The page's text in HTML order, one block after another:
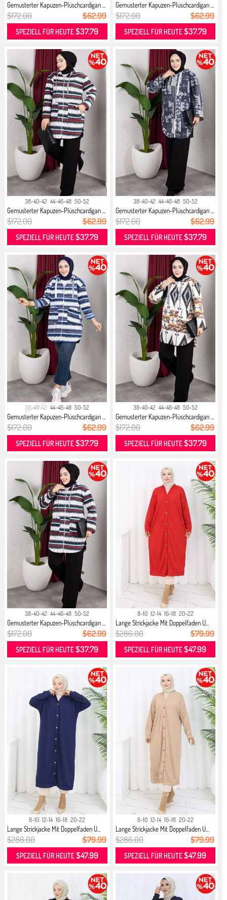
Gemusterter Kapuzen-Plüschcardigan ...
$172.00 $62.99
SPEZIELL FÜR HEUTE$37.79
Gemusterter Kapuzen-Plüschcardigan ...
$172.00 $62.99
SPEZIELL FÜR HEUTE$37.79
38-40-42 44-46-48 50-52
Gemusterter Kapuzen-Plüschcardigan ...
$172.00 $62.99
SPEZIELL FÜR HEUTE$37.79
38-40-42 44-46-48 50-52
Gemusterter Kapuzen-Plüschcardigan ...
$172.00 $62.99
SPEZIELL FÜR HEUTE$37.79
38-40-42 44-46-48 50-52
Gemusterter Kapuzen-Plüschcardigan ...
$172.00 $62.99
SPEZIELL FÜR HEUTE$37.79
38-40-42 44-46-48 50-52
Gemusterter Kapuzen-Plüschcardigan ...
$172.00 $62.99
SPEZIELL FÜR HEUTE$37.79
38-40-42 44-46-48 50-52
Gemusterter Kapuzen-Plüschcardigan ...
$172.00 $62.99
SPEZIELL FÜR HEUTE$37.79
8-10 12-14 16-18 20-22
Lange Strickjacke Mit Doppelfaden U...
$286.00 $79.99
SPEZIELL FÜR HEUTE$47.99
8-10 12-14 16-18 20-22
Lange Strickjacke Mit Doppelfaden U...
$286.00 $79.99
SPEZIELL FÜR HEUTE$47.99
8-10 12-14 16-18 20-22
Lange Strickjacke Mit Doppelfaden U...
$286.00 $79.99
SPEZIELL FÜR HEUTE$47.99